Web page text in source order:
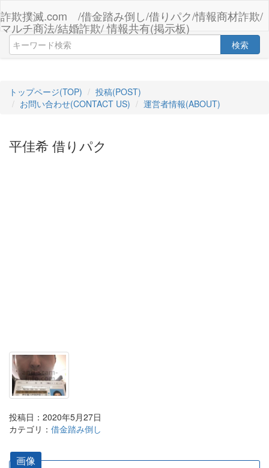
詐欺撲滅.com /借金踏み倒し/借りパク/情報商材詐欺/
マルチ商法/結婚詐欺/ 情報共有(掲示板)
検索
トップページ(TOP)
投稿(POST)
お問い合わせ(CONTACT US)
運営者情報(ABOUT)
平佳希 借りパク
投稿日：2020年5月27日
カテゴリ： 借金踏み倒し
画像